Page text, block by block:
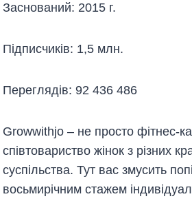
Заснований: 2015 г.
Підписчиків: 1,5 млн.
Переглядів: 92 436 486
Growwithjo – не просто фітнес-
співтовариство жінок з різних
суспільства. Тут вас змусить
восьмирічним стажем